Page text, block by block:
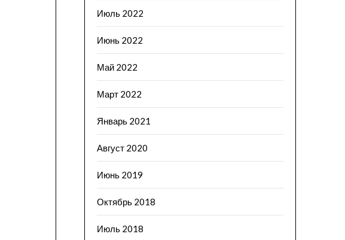
Июль 2022
Июнь 2022
Май 2022
Март 2022
Январь 2021
Август 2020
Июнь 2019
Октябрь 2018
Июль 2018